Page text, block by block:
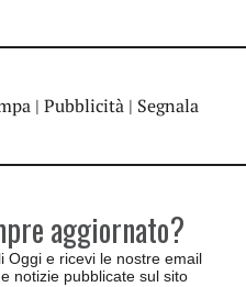
| Pubblicità | Segnala
aggiornato?
Oggi e ricevi le nostre email
notizie pubblicate sul sito